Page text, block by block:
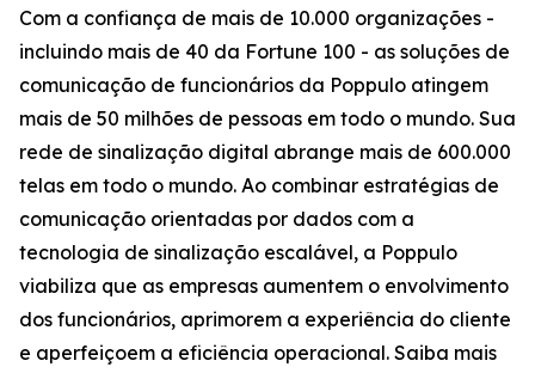
Com a confiança de mais de 10.000 organizações -
incluindo mais de 40 da Fortune 100 - as soluções de
comunicação de funcionários da Poppulo atingem
mais de 50 milhões de pessoas em todo o mundo. Sua
rede de sinalização digital abrange mais de 600.000
telas em todo o mundo. Ao combinar estratégias de
comunicação orientadas por dados com a
tecnologia de sinalização escalável, a Poppulo
viabiliza que as empresas aumentem o envolvimento
dos funcionários, aprimorem a experiência do cliente
e aperfeiçoem a eficiência operacional. Saiba mais